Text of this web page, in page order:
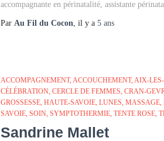
accompagnante en périnatalité, assistante
Par Au Fil du Cocon, il y a 5 ans
ACCOMPAGNEMENT ACCOUCHEMENT AIX-
CÉLÉBRATION CERCLE DE FEMMES CRAN-
GROSSESSE HAUTE-SAVOIE LUNES MASSAGE
SAVOIE SOIN SYMPTOTHERMIE TENTE ROSE
Sandrine Mallet